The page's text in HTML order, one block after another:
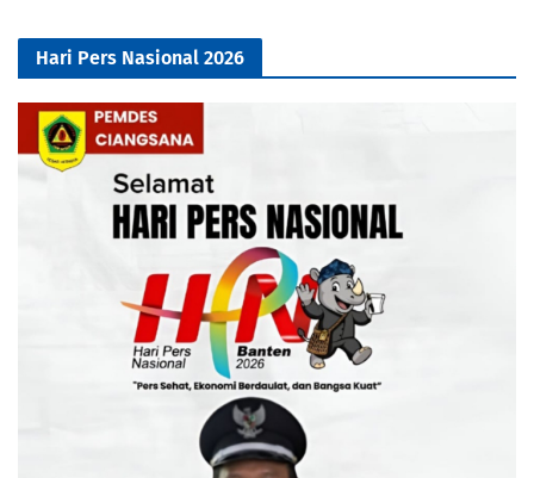
Hari Pers Nasional 2026